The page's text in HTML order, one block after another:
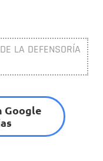
LA DEFENSORÍA
Google